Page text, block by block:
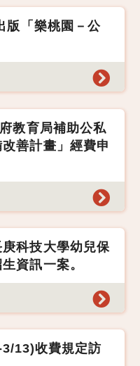
版「樂桃園－公
教育局補助公私
善計畫」經費申
科技大學幼兒保
資訊一案。
13)收費規定訪